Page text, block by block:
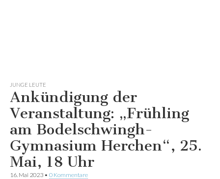
JUNGE LEUTE
Ankündigung der
Veranstaltung: „Frühling
am Bodelschwingh-
Gymnasium Herchen“, 25.
Mai, 18 Uhr
16. Mai 2023 • 0 Kommentare